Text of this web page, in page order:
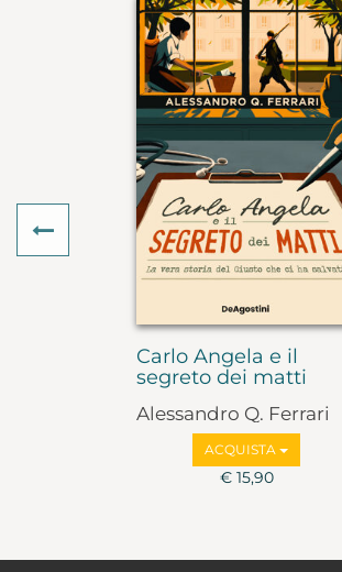
Carlo Angela e il
segreto dei matti
Alessandro Q. Ferrari
ACQUISTA
€ 15,90
Previous